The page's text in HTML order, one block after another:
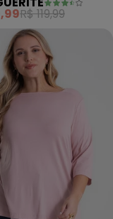
de Viscose
R$ 119,99